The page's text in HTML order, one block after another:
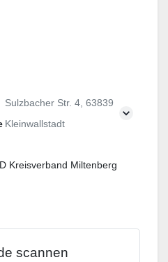
Sulzbacher Str. 4, 63839
Kleinwallstadt
Kreisverband Miltenberg
scannen